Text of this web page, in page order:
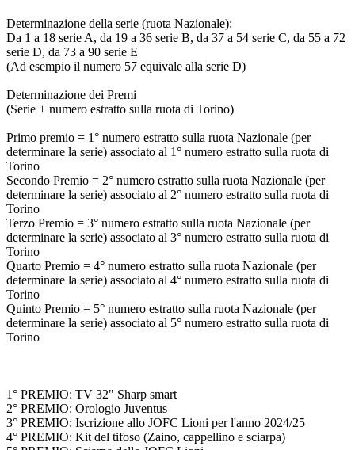
Determinazione della serie (ruota Nazionale):
Da 1 a 18 serie A, da 19 a 36 serie B, da 37 a 54 serie C, da 55 a 72
serie D, da 73 a 90 serie E
(Ad esempio il numero 57 equivale alla serie D)
Determinazione dei Premi
(Serie + numero estratto sulla ruota di Torino)
Primo premio = 1° numero estratto sulla ruota Nazionale (per
determinare la serie) associato al 1° numero estratto sulla ruota di
Torino
Secondo Premio = 2° numero estratto sulla ruota Nazionale (per
determinare la serie) associato al 2° numero estratto sulla ruota di
Torino
Terzo Premio = 3° numero estratto sulla ruota Nazionale (per
determinare la serie) associato al 3° numero estratto sulla ruota di
Torino
Quarto Premio = 4° numero estratto sulla ruota Nazionale (per
determinare la serie) associato al 4° numero estratto sulla ruota di
Torino
Quinto Premio = 5° numero estratto sulla ruota Nazionale (per
determinare la serie) associato al 5° numero estratto sulla ruota di
Torino
1° PREMIO: TV 32" Sharp smart
2° PREMIO: Orologio Juventus
3° PREMIO: Iscrizione allo JOFC Lioni per l'anno 2024/25
4° PREMIO: Kit del tifoso (Zaino, cappellino e sciarpa)